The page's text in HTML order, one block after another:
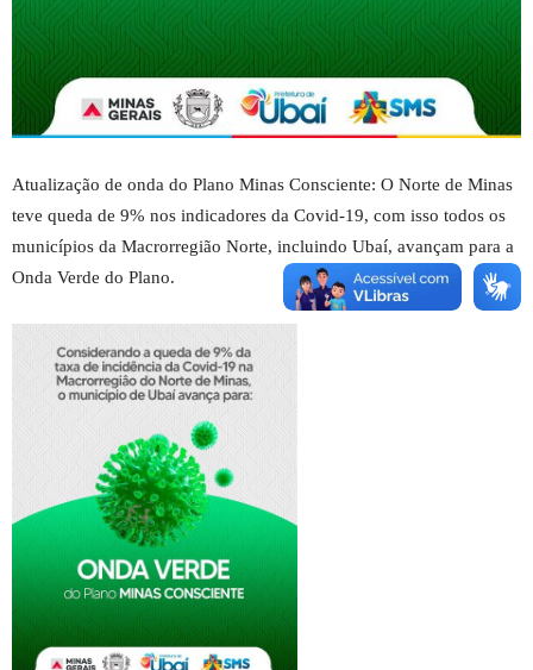
Atualização de onda do Plano Minas Consciente: O Norte de Minas
teve queda de 9% nos indicadores da Covid-19, com isso todos os
municípios da Macrorregião Norte, incluindo Ubaí, avançam para a
Onda Verde do Plano.